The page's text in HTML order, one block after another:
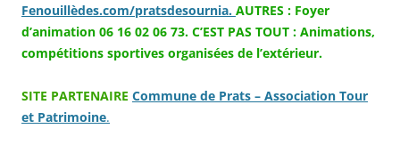
Fenouillèdes.com/pratsdesournia. AUTRES : Foyer
d’animation 06 16 02 06 73. C’EST PAS TOUT : Animations,
compétitions sportives organisées de l’extérieur.
SITE PARTENAIRE Commune de Prats – Association Tour
et Patrimoine.